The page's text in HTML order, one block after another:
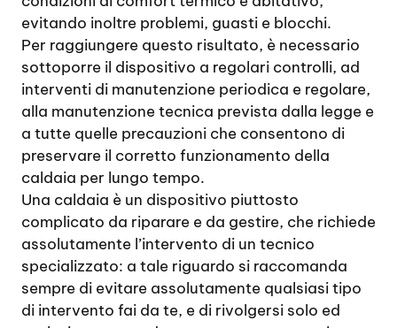
evitando inoltre problemi, guasti e blocchi.
Per raggiungere questo risultato, è necessario
sottoporre il dispositivo a regolari controlli, ad
interventi di manutenzione periodica e regolare,
alla manutenzione tecnica prevista dalla legge e
a tutte quelle precauzioni che consentono di
preservare il corretto funzionamento della
caldaia per lungo tempo.
Una caldaia è un dispositivo piuttosto
complicato da riparare e da gestire, che richiede
assolutamente l’intervento di un tecnico
specializzato: a tale riguardo si raccomanda
sempre di evitare assolutamente qualsiasi tipo
di intervento fai da te, e di rivolgersi solo ed